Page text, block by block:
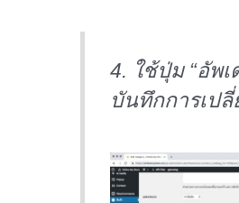
4. ใช้ปุ่ม “อัพเ
บันทึกการเป